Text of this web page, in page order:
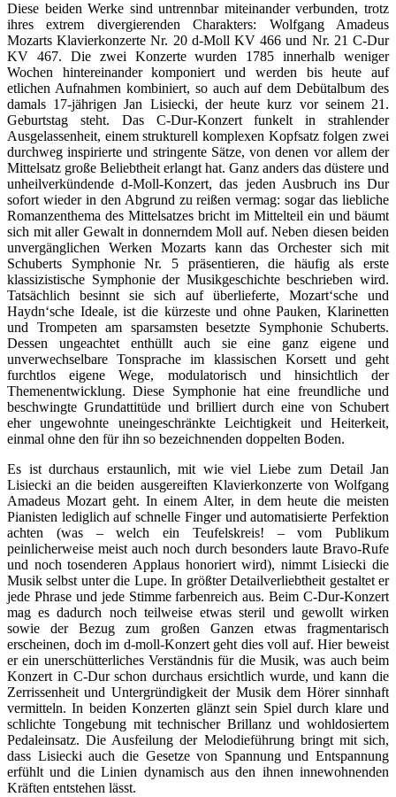
Diese beiden Werke sind untrennbar miteinander verbunden, trotz
ihres extrem divergierenden Charakters: Wolfgang Amadeus
Mozarts Klavierkonzerte Nr. 20 d-Moll KV 466 und Nr. 21 C-Dur
KV 467. Die zwei Konzerte wurden 1785 innerhalb weniger
Wochen hintereinander komponiert und werden bis heute auf
etlichen Aufnahmen kombiniert, so auch auf dem Debütalbum des
damals 17-jährigen Jan Lisiecki, der heute kurz vor seinem 21.
Geburtstag steht. Das C-Dur-Konzert funkelt in strahlender
Ausgelassenheit, einem strukturell komplexen Kopfsatz folgen zwei
durchweg inspirierte und stringente Sätze, von denen vor allem der
Mittelsatz große Beliebtheit erlangt hat. Ganz anders das düstere und
unheilverkündende d-Moll-Konzert, das jeden Ausbruch ins Dur
sofort wieder in den Abgrund zu reißen vermag: sogar das liebliche
Romanzenthema des Mittelsatzes bricht im Mittelteil ein und bäumt
sich mit aller Gewalt in donnerndem Moll auf. Neben diesen beiden
unvergänglichen Werken Mozarts kann das Orchester sich mit
Schuberts Symphonie Nr. 5 präsentieren, die häufig als erste
klassizistische Symphonie der Musikgeschichte beschrieben wird.
Tatsächlich besinnt sie sich auf überlieferte, Mozart‘sche und
Haydn‘sche Ideale, ist die kürzeste und ohne Pauken, Klarinetten
und Trompeten am sparsamsten besetzte Symphonie Schuberts.
Dessen ungeachtet enthüllt auch sie eine ganz eigene und
unverwechselbare Tonsprache im klassischen Korsett und geht
furchtlos eigene Wege, modulatorisch und hinsichtlich der
Themenentwicklung. Diese Symphonie hat eine freundliche und
beschwingte Grundattitüde und brilliert durch eine von Schubert
eher ungewohnte uneingeschränkte Leichtigkeit und Heiterkeit,
einmal ohne den für ihn so bezeichnenden doppelten Boden.
Es ist durchaus erstaunlich, mit wie viel Liebe zum Detail Jan
Lisiecki an die beiden ausgereiften Klavierkonzerte von Wolfgang
Amadeus Mozart geht. In einem Alter, in dem heute die meisten
Pianisten lediglich auf schnelle Finger und automatisierte Perfektion
achten (was – welch ein Teufelskreis! – vom Publikum
peinlicherweise meist auch noch durch besonders laute Bravo-Rufe
und noch tosenderen Applaus honoriert wird), nimmt Lisiecki die
Musik selbst unter die Lupe. In größter Detailverliebtheit gestaltet er
jede Phrase und jede Stimme farbenreich aus. Beim C-Dur-Konzert
mag es dadurch noch teilweise etwas steril und gewollt wirken
sowie der Bezug zum großen Ganzen etwas fragmentarisch
erscheinen, doch im d-moll-Konzert geht dies voll auf. Hier beweist
er ein unerschütterliches Verständnis für die Musik, was auch beim
Konzert in C-Dur schon durchaus ersichtlich wurde, und kann die
Zerrissenheit und Untergründigkeit der Musik dem Hörer sinnhaft
vermitteln. In beiden Konzerten glänzt sein Spiel durch klare und
schlichte Tongebung mit technischer Brillanz und wohldosiertem
Pedaleinsatz. Die Ausfeilung der Melodieführung bringt mit sich,
dass Lisiecki auch die Gesetze von Spannung und Entspannung
erfühlt und die Linien dynamisch aus den ihnen innewohnenden
Kräften entstehen lässt.